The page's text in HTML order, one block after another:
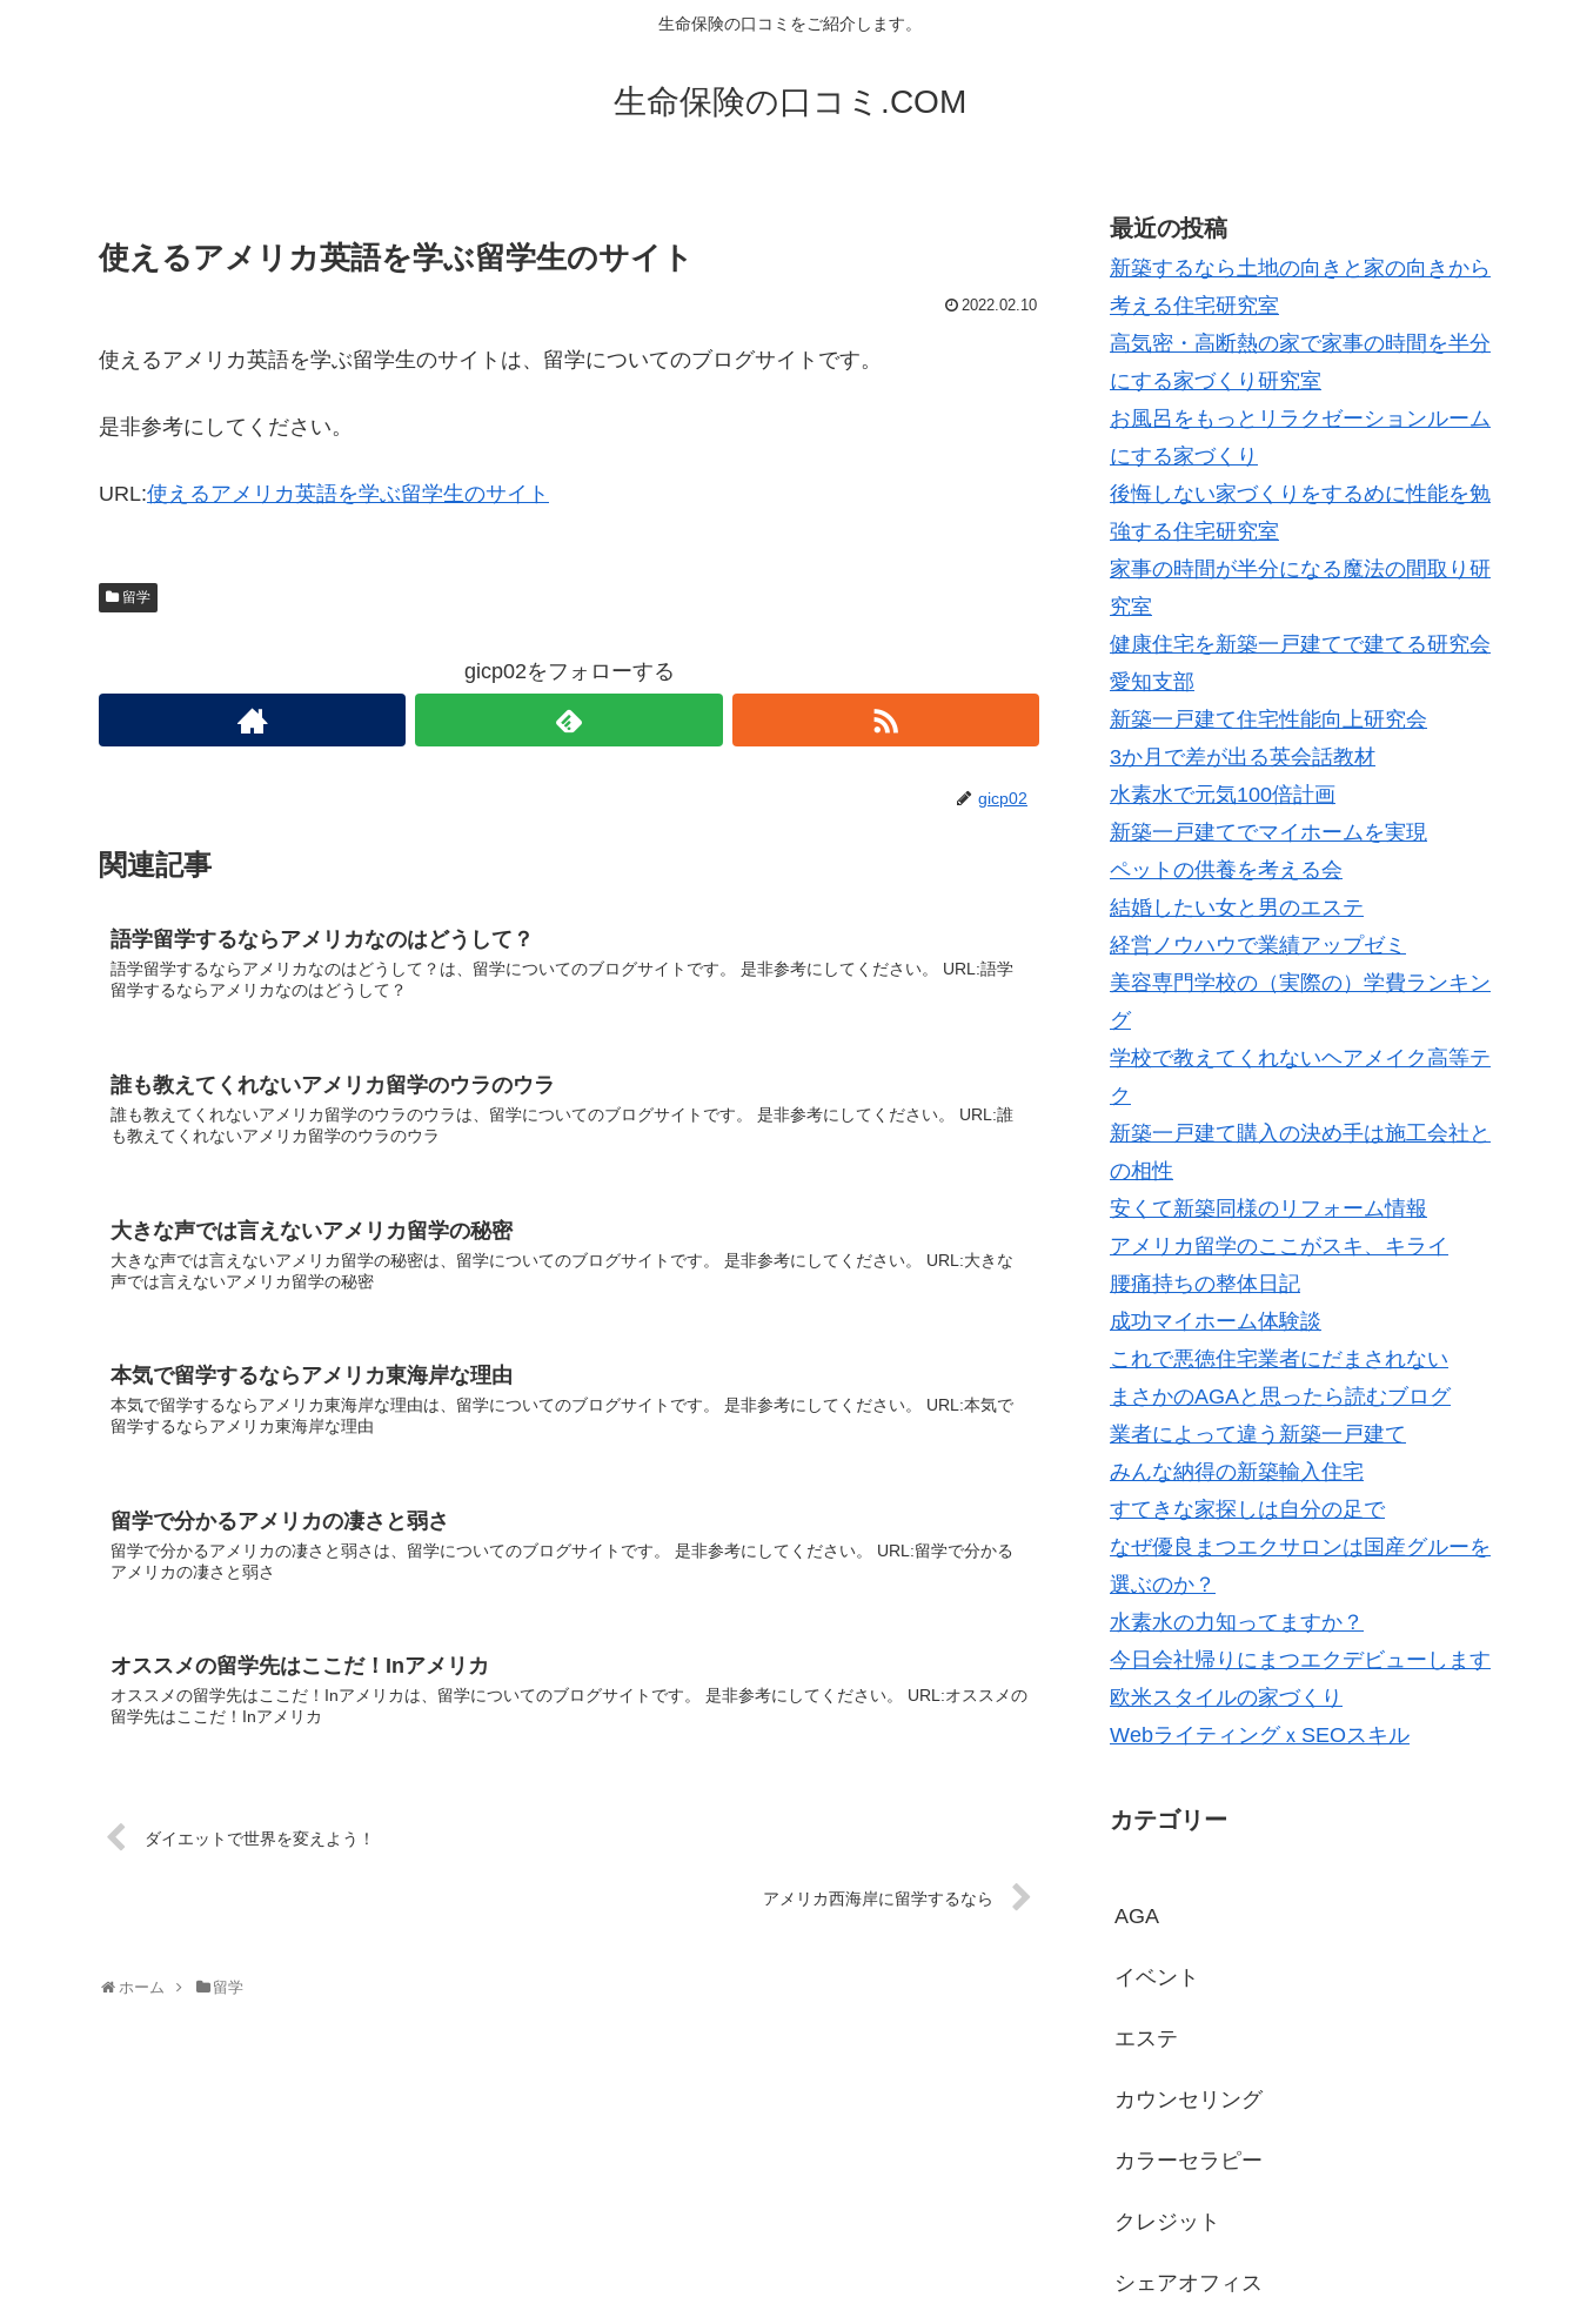
生命保険の口コミをご紹介します。
生命保険の口コミ.COM
使えるアメリカ英語を学ぶ留学生のサイト
2022.02.10
使えるアメリカ英語を学ぶ留学生のサイトは、留学についてのブログサイトです。
是非参考にしてください。
URL:使えるアメリカ英語を学ぶ留学生のサイト
留学
gicp02をフォローする
gicp02
関連記事
語学留学するならアメリカなのはどうして？
語学留学するならアメリカなのはどうして？は、留学についてのブログサイトです。 是非参考にしてください。 URL:語学
留学するならアメリカなのはどうして？
誰も教えてくれないアメリカ留学のウラのウラ
誰も教えてくれないアメリカ留学のウラのウラは、留学についてのブログサイトです。 是非参考にしてください。 URL:誰
も教えてくれないアメリカ留学のウラのウラ
大きな声では言えないアメリカ留学の秘密
大きな声では言えないアメリカ留学の秘密は、留学についてのブログサイトです。 是非参考にしてください。 URL:大きな
声では言えないアメリカ留学の秘密
本気で留学するならアメリカ東海岸な理由
本気で留学するならアメリカ東海岸な理由は、留学についてのブログサイトです。 是非参考にしてください。 URL:本気で
留学するならアメリカ東海岸な理由
留学で分かるアメリカの凄さと弱さ
留学で分かるアメリカの凄さと弱さは、留学についてのブログサイトです。 是非参考にしてください。 URL:留学で分かる
アメリカの凄さと弱さ
オススメの留学先はここだ！Inアメリカ
オススメの留学先はここだ！Inアメリカは、留学についてのブログサイトです。 是非参考にしてください。 URL:オススメの
留学先はここだ！Inアメリカ
ダイエットで世界を変えよう！
アメリカ西海岸に留学するなら
ホーム 留学
最近の投稿
新築するなら土地の向きと家の向きから
考える住宅研究室
高気密・高断熱の家で家事の時間を半分
にする家づくり研究室
お風呂をもっとリラクゼーションルーム
にする家づくり
後悔しない家づくりをするめに性能を勉
強する住宅研究室
家事の時間が半分になる魔法の間取り研
究室
健康住宅を新築一戸建てで建てる研究会
愛知支部
新築一戸建て住宅性能向上研究会
3か月で差が出る英会話教材
水素水で元気100倍計画
新築一戸建てでマイホームを実現
ペットの供養を考える会
結婚したい女と男のエステ
経営ノウハウで業績アップゼミ
美容専門学校の（実際の）学費ランキン
グ
学校で教えてくれないヘアメイク高等テ
ク
新築一戸建て購入の決め手は施工会社と
の相性
安くて新築同様のリフォーム情報
アメリカ留学のここがスキ、キライ
腰痛持ちの整体日記
成功マイホーム体験談
これで悪徳住宅業者にだまされない
まさかのAGAと思ったら読むブログ
業者によって違う新築一戸建て
みんな納得の新築輸入住宅
すてきな家探しは自分の足で
なぜ優良まつエクサロンは国産グルーを
選ぶのか？
水素水の力知ってますか？
今日会社帰りにまつエクデビューします
欧米スタイルの家づくり
WebライティングｘSEOスキル
カテゴリー
AGA
イベント
エステ
カウンセリング
カラーセラピー
クレジット
シェアオフィス